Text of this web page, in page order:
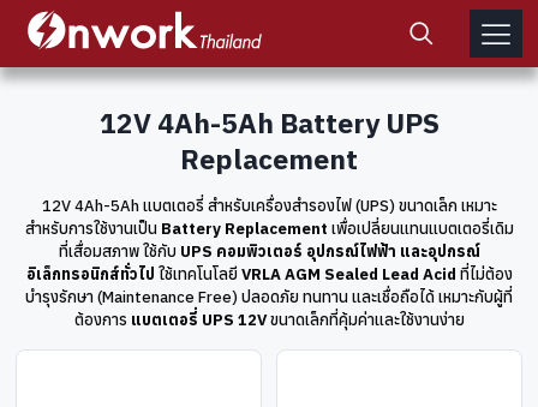
12V 4Ah-5Ah Battery UPS
Replacement
12V 4Ah-5Ah แบตเตอรี่ สำหรับเครื่องสำรองไฟ (UPS) ขนาดเล็ก เหมาะ
สำหรับการใช้งานเป็น Battery Replacement เพื่อเปลี่ยนแทนแบตเตอรี่เดิม
ที่เสื่อมสภาพ ใช้กับ UPS คอมพิวเตอร์ อุปกรณ์ไฟฟ้า และอุปกรณ์
อิเล็กทรอนิกส์ทั่วไป ใช้เทคโนโลยี VRLA AGM Sealed Lead Acid ที่ไม่ต้อง
บำรุงรักษา (Maintenance Free) ปลอดภัย ทนทาน และเชื่อถือได้ เหมาะกับผู้ที่
ต้องการ แบตเตอรี่ UPS 12Vขนาดเล็กที่คุ้มค่าและใช้งานง่าย